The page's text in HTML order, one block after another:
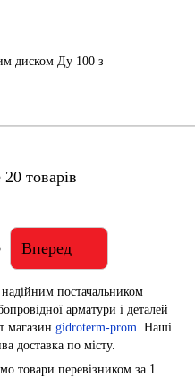
диском Ду 100 з
товарів
Вперед
постачальником
арматури і деталей
магазин gidroterm-prom. Наші
доставка по місту.
товари перевізником за 1